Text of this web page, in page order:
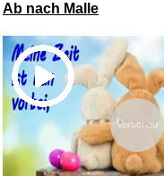
Ab nach Malle
Vorschau